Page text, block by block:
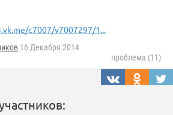
c7007/v7007297/1...
16 Декабря 2014
проблема (11)